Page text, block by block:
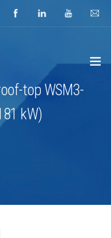
top WSM3-
kW)